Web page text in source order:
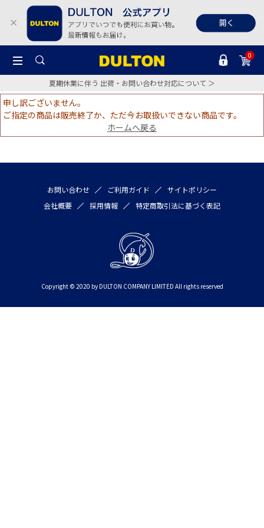
0
夏期休業に伴う 出荷・お問い合わせ対応について ＞
申し訳ございません。
ご指定の商品は販売終了か、ただ今お取扱いできない商品です。
ホームへ戻る
お問い合わせ ご利用ガイド
サイトポリシー
会社概要
採用情報 特定商取引法に基づく表記
Copyright © 2020 by DULTON COMPANY LIMITED All rights reserved